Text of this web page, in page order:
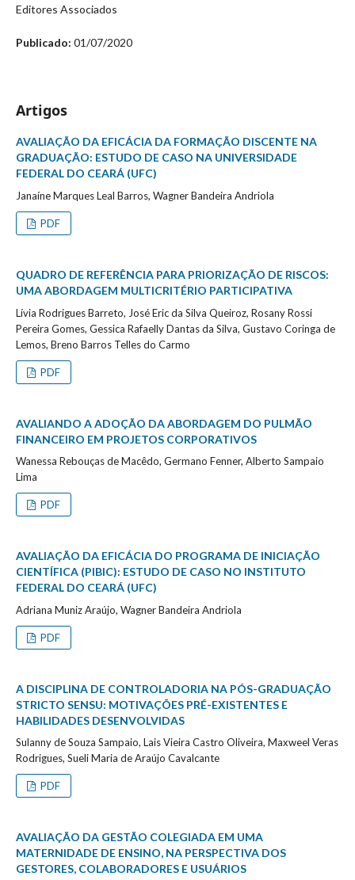
Editores Associados
Publicado: 01/07/2020
Artigos
AVALIAÇÃO DA EFICÁCIA DA FORMAÇÃO DISCENTE NA
GRADUAÇÃO: ESTUDO DE CASO NA UNIVERSIDADE
FEDERAL DO CEARÁ (UFC)
Janaíne Marques Leal Barros, Wagner Bandeira Andriola
PDF
QUADRO DE REFERÊNCIA PARA PRIORIZAÇÃO DE RISCOS:
UMA ABORDAGEM MULTICRITÉRIO PARTICIPATIVA
Lívia Rodrigues Barreto, José Eric da Silva Queiroz, Rosany Rossi
Pereira Gomes, Gessica Rafaelly Dantas da Silva, Gustavo Coringa de
Lemos, Breno Barros Telles do Carmo
PDF
AVALIANDO A ADOÇÃO DA ABORDAGEM DO PULMÃO
FINANCEIRO EM PROJETOS CORPORATIVOS
Wanessa Rebouças de Macêdo, Germano Fenner, Alberto Sampaio
Lima
PDF
AVALIAÇÃO DA EFICÁCIA DO PROGRAMA DE INICIAÇÃO
CIENTÍFICA (PIBIC): ESTUDO DE CASO NO INSTITUTO
FEDERAL DO CEARÁ (UFC)
Adriana Muniz Araújo, Wagner Bandeira Andriola
PDF
A DISCIPLINA DE CONTROLADORIA NA PÓS-GRADUAÇÃO
STRICTO SENSU: MOTIVAÇÕES PRÉ-EXISTENTES E
HABILIDADES DESENVOLVIDAS
Sulanny de Souza Sampaio, Lais Vieira Castro Oliveira, Maxweel Veras
Rodrigues, Sueli Maria de Araújo Cavalcante
PDF
AVALIAÇÃO DA GESTÃO COLEGIADA EM UMA
MATERNIDADE DE ENSINO, NA PERSPECTIVA DOS
GESTORES, COLABORADORES E USUÁRIOS